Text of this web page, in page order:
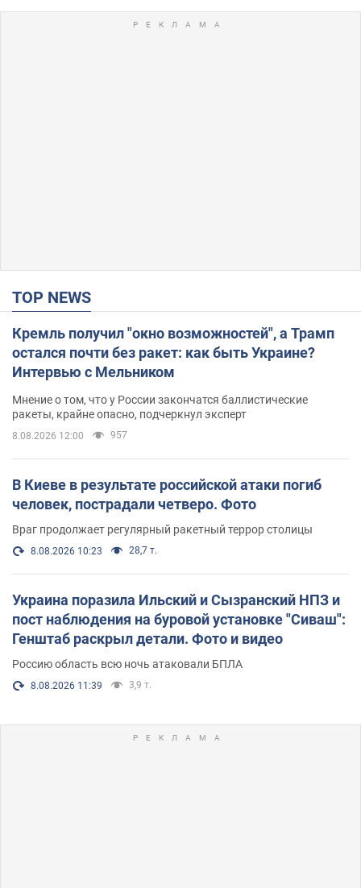
TOP NEWS
Кремль получил "окно возможностей", а Трамп
остался почти без ракет: как быть Украине?
Интервью с Мельником
Мнение о том, что у России закончатся баллистические
ракеты, крайне опасно, подчеркнул эксперт
8.08.2026 12:00 957
В Киеве в результате российской атаки погиб
человек, пострадали четверо. Фото
Враг продолжает регулярный ракетный террор столицы
8.08.2026 10:23 28,7 т.
Украина поразила Ильский и Сызранский НПЗ и
пост наблюдения на буровой установке "Сиваш":
Генштаб раскрыл детали. Фото и видео
Россию область всю ночь атаковали БПЛА
8.08.2026 11:39 3,9 т.